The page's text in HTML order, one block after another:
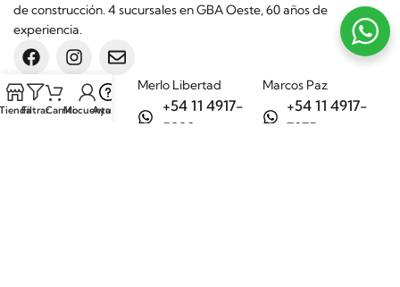
de construcción. 4 sucursales en GBA Oeste, 60 años de
experiencia.
Sucursales Merlo Libertad
+54 11 4917-
5992
Marcos Paz
+54 11 4917-
7075
FiltrarCarritoMi cuenta
Ayuda